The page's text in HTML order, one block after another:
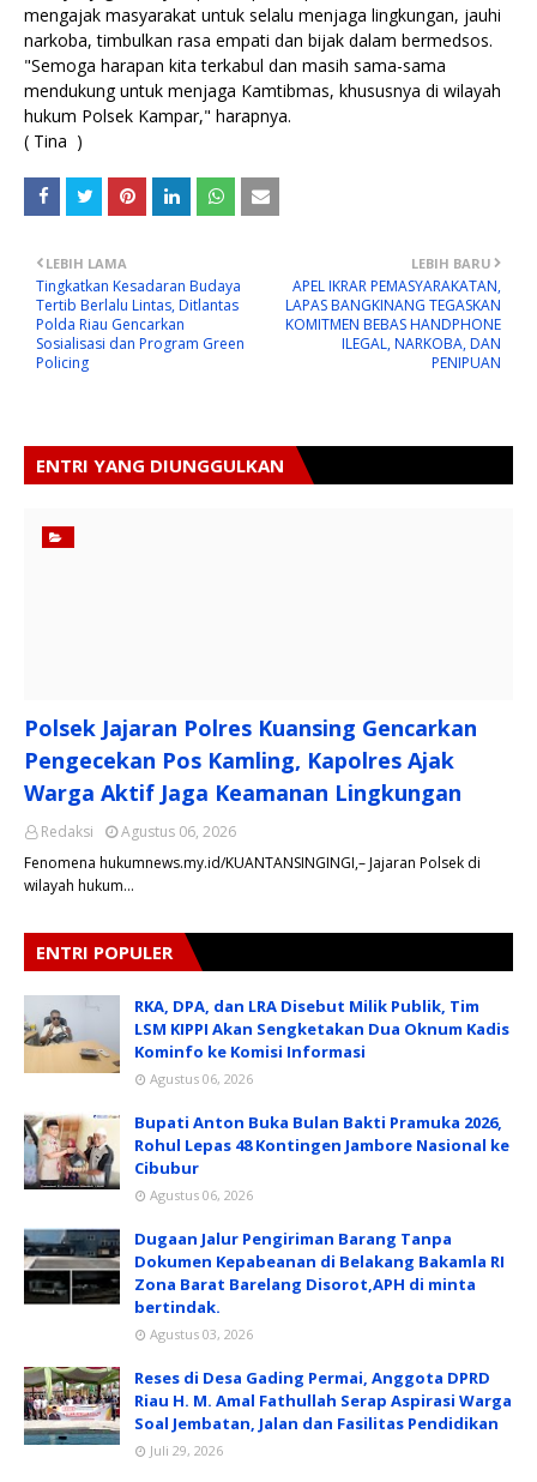
mengajak masyarakat untuk selalu menjaga lingkungan, jauhi
narkoba, timbulkan rasa empati dan bijak dalam bermedsos.
"Semoga harapan kita terkabul dan masih sama-sama
mendukung untuk menjaga Kamtibmas, khususnya di wilayah
hukum Polsek Kampar," harapnya.
( Tina )
LEBIH BARU
APEL IKRAR PEMASYARAKATAN,
LAPAS BANGKINANG TEGASKAN
KOMITMEN BEBAS HANDPHONE
ILEGAL, NARKOBA, DAN
PENIPUAN
LEBIH LAMA
Tingkatkan Kesadaran Budaya
Tertib Berlalu Lintas, Ditlantas
Polda Riau Gencarkan
Sosialisasi dan Program Green
Policing
ENTRI YANG DIUNGGULKAN
Polsek Jajaran Polres Kuansing Gencarkan
Pengecekan Pos Kamling, Kapolres Ajak
Warga Aktif Jaga Keamanan Lingkungan
Redaksi
Agustus 06, 2026
Fenomena hukumnews.my.id/KUANTANSINGINGI,– Jajaran Polsek di
wilayah hukum…
ENTRI POPULER
RKA, DPA, dan LRA Disebut Milik Publik, Tim
LSM KIPPI Akan Sengketakan Dua Oknum Kadis
Kominfo ke Komisi Informasi
Agustus 06, 2026
Bupati Anton Buka Bulan Bakti Pramuka 2026,
Rohul Lepas 48 Kontingen Jambore Nasional ke
Cibubur
Agustus 06, 2026
Dugaan Jalur Pengiriman Barang Tanpa
Dokumen Kepabeanan di Belakang Bakamla RI
Zona Barat Barelang Disorot,APH di minta
bertindak.
Agustus 03, 2026
Reses di Desa Gading Permai, Anggota DPRD
Riau H. M. Amal Fathullah Serap Aspirasi Warga
Soal Jembatan, Jalan dan Fasilitas Pendidikan
Juli 29, 2026